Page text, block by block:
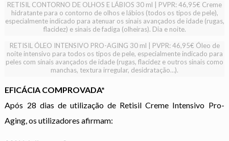
RETISIL CONTORNO DE OLHOS E LÁBIOS 30 ml | PVPR: 46,95€ Creme
hidratante para o contorno de olhos e lábios (todos os tipos de pele),
especialmente indicado para atenuar os sinais avançados de idade (rugas,
flacidez) e sinais de fadiga (olheiras). Dia e noite.
RETISIL ÓLEO INTENSIVO PRO-AGING 30 ml | PVPR: 46,95€ Óleo de
noite intensivo para todos os tipos de pele, especialmente indicado para
peles com sinais avançados de idade (rugas, flacidez e outros sinais como
manchas, textura irregular, desidratação…).
EFICÁCIA COMPROVADA*
Após 28 dias de utilização de Retisil Creme Intensivo Pro-
Aging, os utilizadores afirmam: